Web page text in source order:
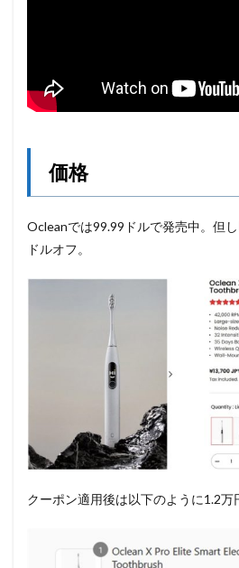
価格
Ocleanでは99.99ドルで発売中。但
ドルオフ。
クーポン適用後は以下のように1.2万